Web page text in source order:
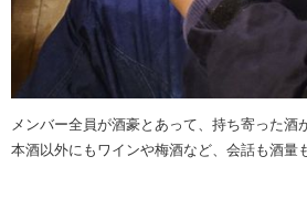
メンバー全員が酒豪とあって、持ち寄った
本酒以外にもワインや梅酒など、会話も酒量